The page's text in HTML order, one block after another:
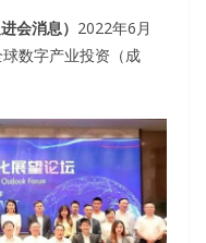
会消息） 2022年6月
数字产业投资（成